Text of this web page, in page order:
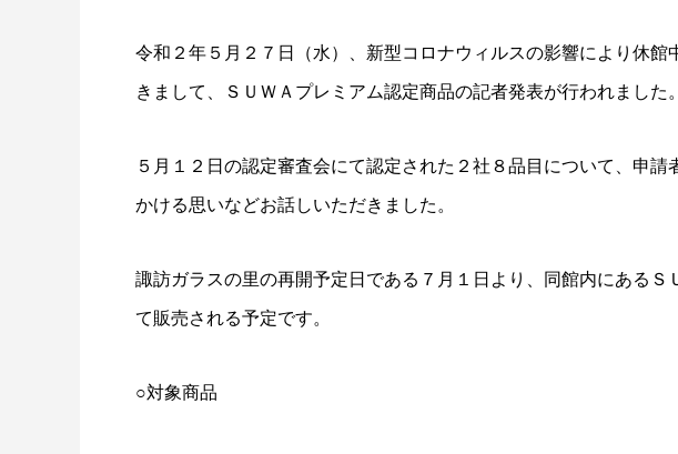
全ての商品 コスメ ミュージック
令和２年５月２７日（水）、新型コロナウィルスの影響により休館
きまして、ＳＵＷＡプレミアム認定商品の記者発表が行われました。
５月１２日の認定審査会にて認定された２社８品目について、申請
かける思いなどお話しいただきました。
諏訪ガラスの里の再開予定日である７月１日より、同館内にあるＳ
て販売される予定です。
○対象商品